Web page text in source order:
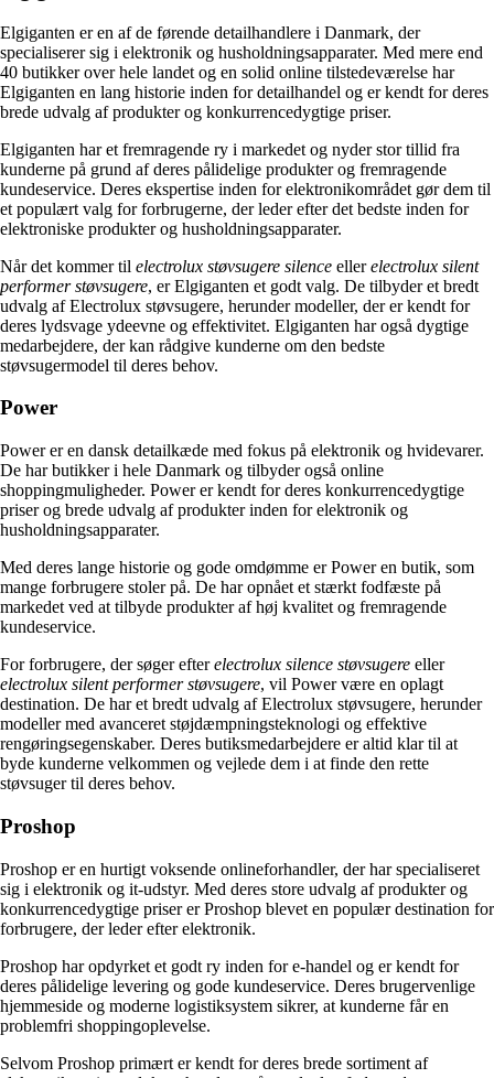
Elgiganten er en af de førende detailhandlere i Danmark, der
specialiserer sig i elektronik og husholdningsapparater. Med mere end
40 butikker over hele landet og en solid online tilstedeværelse har
Elgiganten en lang historie inden for detailhandel og er kendt for deres
brede udvalg af produkter og konkurrencedygtige priser.
Elgiganten har et fremragende ry i markedet og nyder stor tillid fra
kunderne på grund af deres pålidelige produkter og fremragende
kundeservice. Deres ekspertise inden for elektronikområdet gør dem til
et populært valg for forbrugerne, der leder efter det bedste inden for
elektroniske produkter og husholdningsapparater.
Når det kommer til electrolux støvsugere silence ellerelectrolux silent
performer støvsugere, er Elgiganten et godt valg. De tilbyder et bredt
udvalg af Electrolux støvsugere, herunder modeller, der er kendt for
deres lydsvage ydeevne og effektivitet. Elgiganten har også dygtige
medarbejdere, der kan rådgive kunderne om den bedste
støvsugermodel til deres behov.
Power
Power er en dansk detailkæde med fokus på elektronik og hvidevarer.
De har butikker i hele Danmark og tilbyder også online
shoppingmuligheder. Power er kendt for deres konkurrencedygtige
priser og brede udvalg af produkter inden for elektronik og
husholdningsapparater.
Med deres lange historie og gode omdømme er Power en butik, som
mange forbrugere stoler på. De har opnået et stærkt fodfæste på
markedet ved at tilbyde produkter af høj kvalitet og fremragende
kundeservice.
For forbrugere, der søger efterelectrolux silence støvsugere eller
electrolux silent performer støvsugere, vil Power være en oplagt
destination. De har et bredt udvalg af Electrolux støvsugere, herunder
modeller med avanceret støjdæmpningsteknologi og effektive
rengøringsegenskaber. Deres butiksmedarbejdere er altid klar til at
byde kunderne velkommen og vejlede dem i at finde den rette
støvsuger til deres behov.
Proshop
Proshop er en hurtigt voksende onlineforhandler, der har specialiseret
sig i elektronik og it-udstyr. Med deres store udvalg af produkter og
konkurrencedygtige priser er Proshop blevet en populær destination for
forbrugere, der leder efter elektronik.
Proshop har opdyrket et godt ry inden for e-handel og er kendt for
deres pålidelige levering og gode kundeservice. Deres brugervenlige
hjemmeside og moderne logistiksystem sikrer, at kunderne får en
problemfri shoppingoplevelse.
Selvom Proshop primært er kendt for deres brede sortiment af